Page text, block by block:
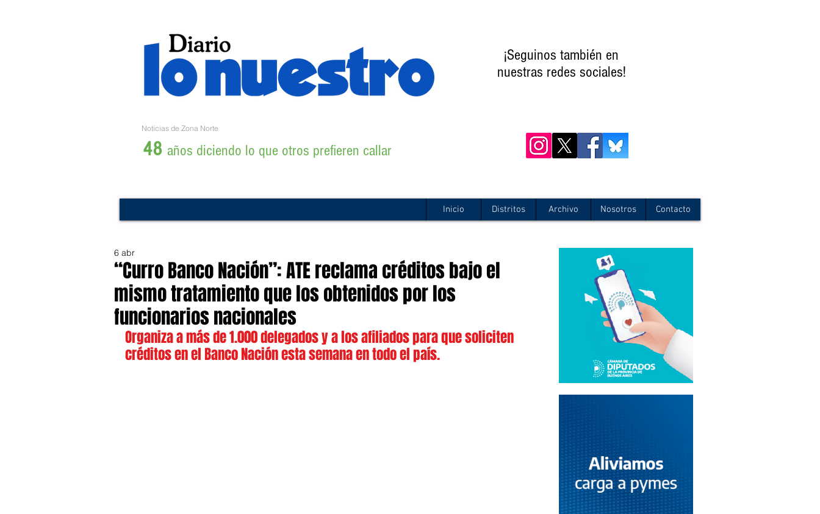
¡Seguinos también en
nuestras redes sociales!
Noticias de Zona Norte
48 años diciendo lo que otros prefieren callar
Inicio Distritos Archivo Nosotros Contacto
“Curro Banco Nación”: ATE reclama créditos bajo el
mismo tratamiento que los obtenidos por los
funcionarios nacionales
6 abr
Organiza a más de 1.000 delegados y a los afiliados para que soliciten
créditos en el Banco Nación esta semana en todo el país.